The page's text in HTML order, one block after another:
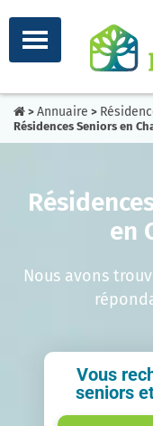
> Annuaire >
Résidences Seniors en
en
Nous avons
Vous
seniors